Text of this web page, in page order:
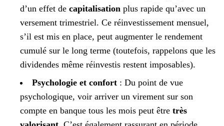
d’un effet de capitalisation plus rapide qu’avec un
versement trimestriel. Ce réinvestissement mensuel,
s’il est mis en place, peut augmenter le rendement
cumulé sur le long terme (toutefois, rappelons que les
dividendes même réinvestis restent imposables).
Psychologie et confort : Du point de vue
psychologique, voir arriver un virement sur son
compte en banque tous les mois peut être très